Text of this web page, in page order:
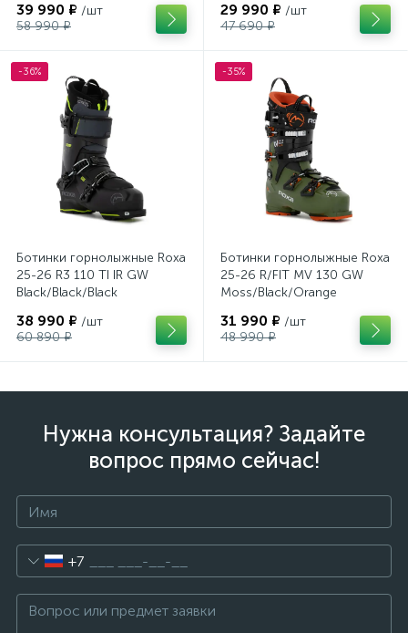
39 990 ₽ /шт
58 990 ₽
29 990 ₽ /шт
47 690 ₽
-36%
Ботинки горнолыжные Roxa
25-26 R3 110 TI IR GW
Black/Black/Black
38 990 ₽ /шт
60 890 ₽
-35%
Ботинки горнолыжные Roxa
25-26 R/FIT MV 130 GW
Moss/Black/Orange
31 990 ₽ /шт
48 990 ₽
Нужна консультация? Задайте
вопрос прямо сейчас!
+7